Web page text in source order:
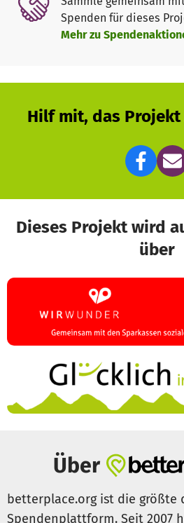
Spenden für dieses
Mehr zu
Hilf mit, das
Dieses Projekt wird
über
Über
betterplace.org ist die größte
Spendenplattform. Seit 2007